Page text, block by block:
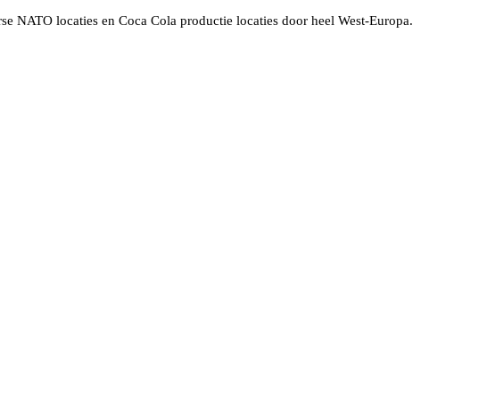
NATO locaties en Coca Cola productie locaties door heel West-Europa.